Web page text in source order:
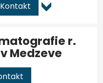
Kontakt
r.
Medzeve